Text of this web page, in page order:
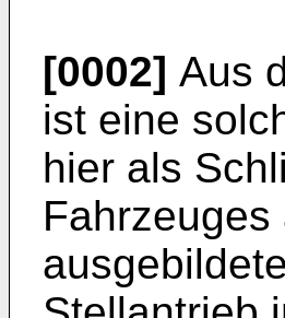
[0002] Aus
ist eine
hier als